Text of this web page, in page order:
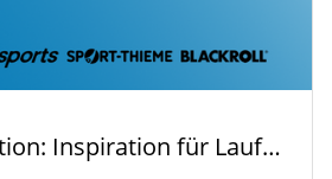
XOND Convention: Inspiration für Laufen, Fitness und Gesundheit